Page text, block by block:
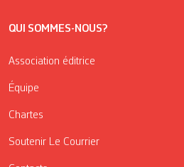
QUI SOMMES-NOUS?
Association éditrice
Équipe
Chartes
Soutenir Le Courrier